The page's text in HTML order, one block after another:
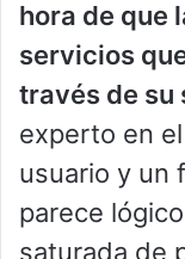
hora de que
servicios
través de su
experto en
usuario y un
parece
saturada de